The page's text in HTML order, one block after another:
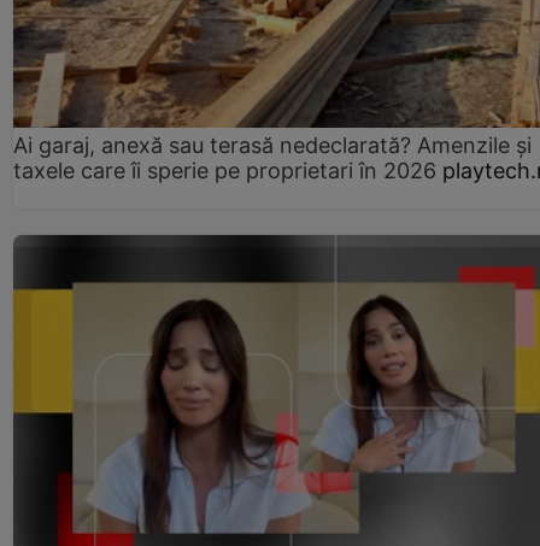
Ai garaj, anexă sau terasă nedeclarată? Amenzile și
taxele care îi sperie pe proprietari în 2026